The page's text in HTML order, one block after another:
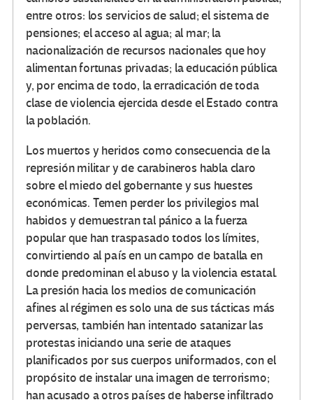
entre otros: los servicios de salud; el sistema de
pensiones; el acceso al agua; al mar; la
nacionalización de recursos nacionales que hoy
alimentan fortunas privadas; la educación pública
y, por encima de todo, la erradicación de toda
clase de violencia ejercida desde el Estado contra
la población.
Los muertos y heridos como consecuencia de la
represión militar y de carabineros habla claro
sobre el miedo del gobernante y sus huestes
económicas. Temen perder los privilegios mal
habidos y demuestran tal pánico a la fuerza
popular que han traspasado todos los límites,
convirtiendo al país en un campo de batalla en
donde predominan el abuso y la violencia estatal.
La presión hacia los medios de comunicación
afines al régimen es solo una de sus tácticas más
perversas, también han intentado satanizar las
protestas iniciando una serie de ataques
planificados por sus cuerpos uniformados, con el
propósito de instalar una imagen de terrorismo;
han acusado a otros países de haberse infiltrado